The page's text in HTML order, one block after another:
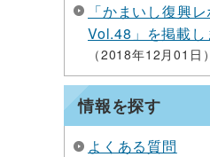
「かまいし復興
Vol.48」を掲載し
2018年12月01日
情報を探す
よくある質問